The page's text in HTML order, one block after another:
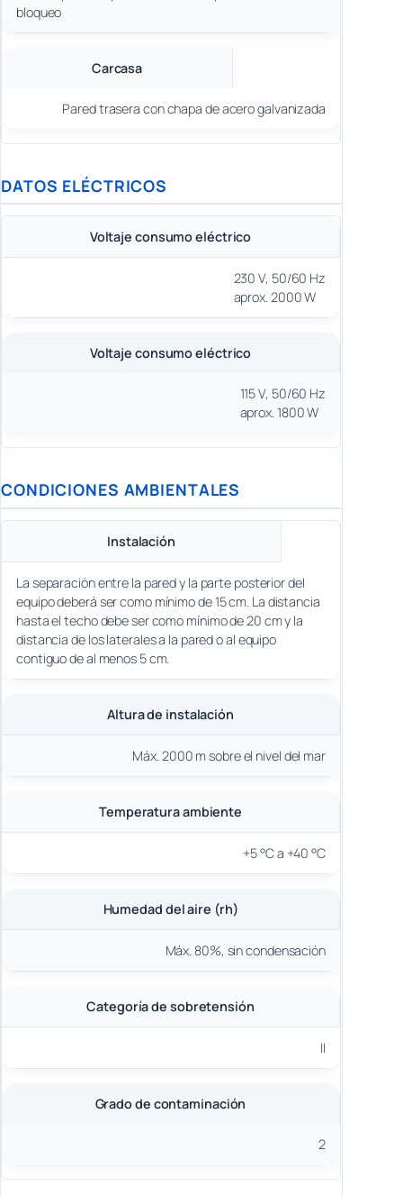
bloqueo
Carcasa
Pared trasera con chapa de acero galvanizada
DATOS ELÉCTRICOS
Voltaje consumo eléctrico
230 V, 50/60 Hz
aprox. 2000 W
Voltaje consumo eléctrico
115 V, 50/60 Hz
aprox. 1800 W
CONDICIONES AMBIENTALES
Instalación
La separación entre la pared y la parte posterior del
equipo deberá ser como mínimo de 15 cm. La distancia
hasta el techo debe ser como mínimo de 20 cm y la
distancia de los laterales a la pared o al equipo
contiguo de al menos 5 cm.
Altura de instalación
Máx. 2000 m sobre el nivel del mar
Temperatura ambiente
+5 °C a +40 °C
Humedad del aire (rh)
Máx. 80%, sin condensación
Categoría de sobretensión
II
Grado de contaminación
2